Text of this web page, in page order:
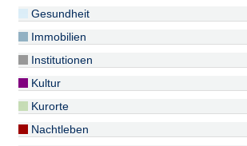
Gesundheit
Immobilien
Institutionen
Kultur
Kurorte
Nachtleben